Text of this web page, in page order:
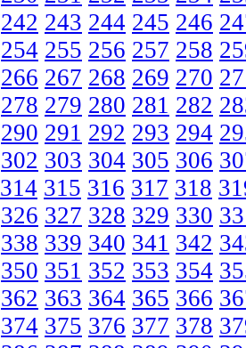
242 243 244 245 246
254 255 256 257 258
266 267 268 269 270
278 279 280 281 282
290 291 292 293 294
302 303 304 305 306
314 315 316 317 318
326 327 328 329 330
338 339 340 341 342
350 351 352 353 354
362 363 364 365 366
374 375 376 377 378